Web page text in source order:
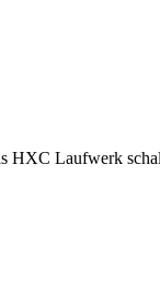
HXC Laufwerk